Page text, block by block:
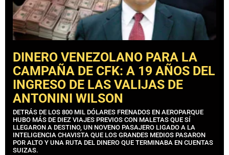
DINERO VENEZOLANO PARA LA
CAMPAÑA DE CFK: A 19 AÑOS DEL
INGRESO DE LAS VALIJAS DE
ANTONINI WILSON
DETRÁS DE LOS 800 MIL DÓLARES FRENADOS EN AEROPARQUE
HUBO MÁS DE DIEZ VIAJES PREVIOS CON MALETAS QUE SÍ
LLEGARON A DESTINO, UN NOVENO PASAJERO LIGADO A LA
INTELIGENCIA CHAVISTA QUE LOS GRANDES MEDIOS PASARON
POR ALTO Y UNA RUTA DEL DINERO QUE TERMINABA EN CUENTAS
SUIZAS.